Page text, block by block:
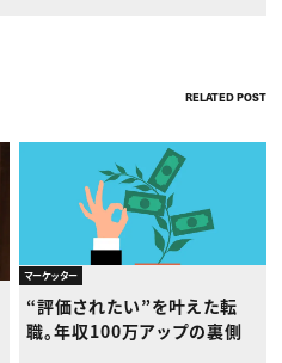
RELATED POST
マーケッター
“評価されたい”を叶えた転
職。年収100万アップの裏側